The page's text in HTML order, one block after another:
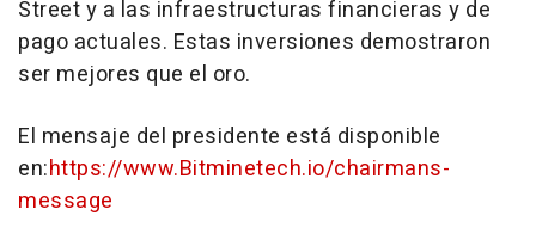
Street y a las infraestructuras financieras y de
pago actuales. Estas inversiones demostraron
ser mejores que el oro.
El mensaje del presidente está disponible
en:https://www.Bitminetech.io/chairmans-
message